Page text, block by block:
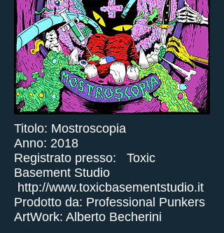
Titolo: Mostroscopia
Anno: 2018
Registrato presso: Toxic
Basement Studio
http://www.toxicbasementstudio.it
Prodotto da: Professional Punkers
ArtWork: Alberto Becherini